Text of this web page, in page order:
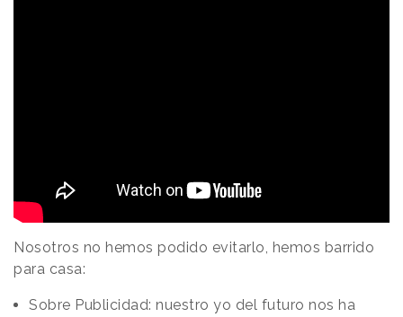
Nosotros no hemos podido evitarlo, hemos barrido
para casa:
Sobre Publicidad: nuestro yo del futuro nos ha